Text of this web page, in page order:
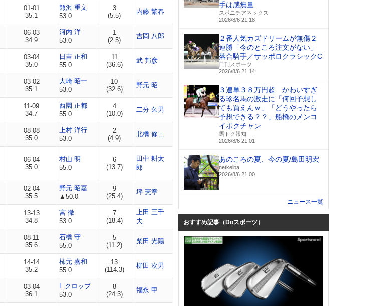
01-01
35.1
熊沢 重文
53.0
3
(5.5)
内藤 繁春
06-03
34.9
河内 洋
53.0
1
(2.5)
吉岡 八郎
03-04
35.0
日吉 正和
55.0
11
(36.6)
武 邦彦
03-02
35.1
大崎 昭一
53.0
10
(32.6)
野元 昭
11-09
34.7
西園 正都
55.0
4
(10.0)
二分 久男
08-08
35.0
上村 洋行
53.0
2
(4.9)
北橋 修二
06-04
35.0
村山 明
55.0
6
(13.7)
田中 耕太
郎
02-04
35.5
野元 昭嘉
▲50.0
9
(25.4)
坪 憲章
13-13
34.8
宮 徹
53.0
7
(18.4)
上田 三千
夫
08-11
35.6
石橋 守
55.0
5
(11.2)
柴田 光陽
14-14
35.2
柿元 嘉和
55.0
13
(114.3)
柳田 次男
03-04
36.1
L.クロップ
53.0
8
(24.3)
福永 甲
手は感無量
スポニチアネックス
2026/8/6 21:18
２番人気カズドリームが無傷２
連勝「今のところ注文がない」
落合騎手／サッポロクラシックC
日刊スポーツ
2026/8/6 21:14
３連単３８万円超 かわいすぎ
る珍名馬の激走に「何回予想し
ても買えんｗ」「どうやったら
予想できる？？」船橋のメンコ
イボクチャン
馬トク報知
2026/8/6 21:01
あのころの夏、今の夏/島田明宏
netkeiba
2026/8/6 21:00
ニュース一覧
おすすめ記事（Doスポーツ）